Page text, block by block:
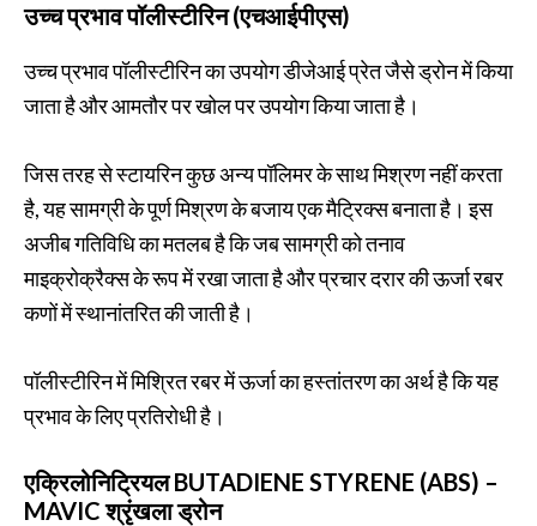
उच्च प्रभाव पॉलीस्टीरिन (एचआईपीएस)
उच्च प्रभाव पॉलीस्टीरिन का उपयोग डीजेआई प्रेत जैसे ड्रोन में किया
जाता है और आमतौर पर खोल पर उपयोग किया जाता है।
जिस तरह से स्टायरिन कुछ अन्य पॉलिमर के साथ मिश्रण नहीं करता
है, यह सामग्री के पूर्ण मिश्रण के बजाय एक मैट्रिक्स बनाता है। इस
अजीब गतिविधि का मतलब है कि जब सामग्री को तनाव
माइक्रोक्रैक्स के रूप में रखा जाता है और प्रचार दरार की ऊर्जा रबर
कणों में स्थानांतरित की जाती है।
पॉलीस्टीरिन में मिश्रित रबर में ऊर्जा का हस्तांतरण का अर्थ है कि यह
प्रभाव के लिए प्रतिरोधी है।
एक्रिलोनिट्रियल BUTADIENE STYRENE (ABS) –
MAVIC श्रृंखला ड्रोन